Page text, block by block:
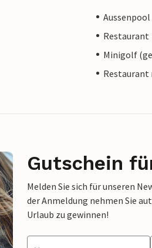
Aussenpool
Restaurant
Minigolf
Restaurant
Gutschein
Melden Sie sich für unseren
der Anmeldung nehmen Sie
Urlaub zu gewinnen!